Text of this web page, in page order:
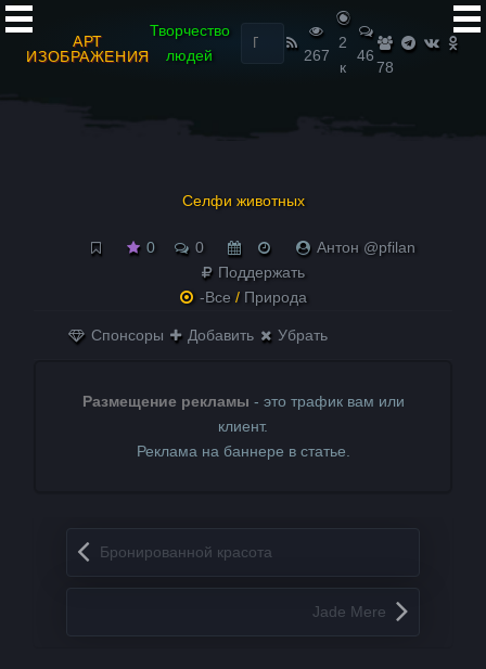
АРТ
ИЗОБРАЖЕНИЯ
Творчество
людей
Найти:
267
2
к
46
78
Селфи животных
0 0
Антон @pfilan
Поддержать
-Все / Природа
Спонсоры Добавить Убрать
Размещение рекламы - это трафик вам или
клиент.
Реклама на баннере в статье.
Запись навигация
Бронированной красота
Jade Mere